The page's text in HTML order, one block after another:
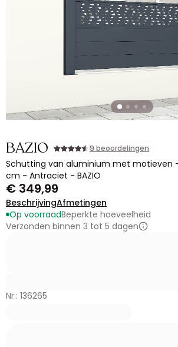
BAZIO 9 beoordelingen
Schutting van aluminium met motieven -
cm - Antraciet - BAZIO
€ 349,99
BeschrijvingAfmetingen
Op voorraadBeperkte hoeveelheid
Verzonden binnen 3 tot 5 dagen
Nr.: 136265